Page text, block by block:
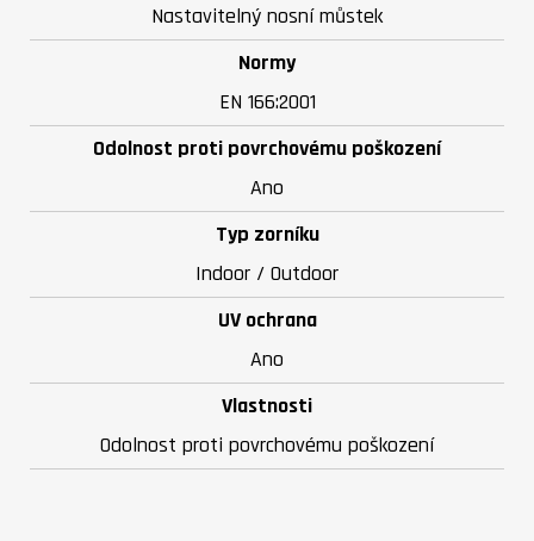
Nastavitelný nosní můstek
Normy
EN 166:2001
Odolnost proti povrchovému poškození
Ano
Typ zorníku
Indoor / Outdoor
UV ochrana
Ano
Vlastnosti
Odolnost proti povrchovému poškození